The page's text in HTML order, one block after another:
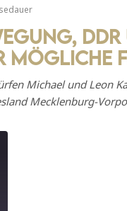
Michael und Leon
Mecklenburg-